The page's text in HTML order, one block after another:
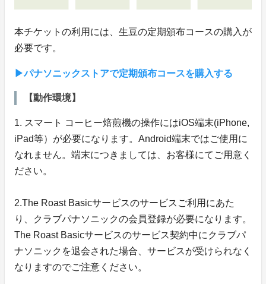
本チケットの利用には、生豆の定期頒布コースの購入が
必要です。
▶パナソニックストアで定期頒布コースを購入する
【動作環境】
1. スマート コーヒー焙煎機の操作にはiOS端末(iPhone,
iPad等）が必要になります。Android端末ではご使用に
なれません。端末につきましては、お客様にてご用意く
ださい。
2.The Roast Basicサービスのサービスご利用にあた
り、クラブパナソニックの会員登録が必要になります。
The Roast Basicサービスのサービス契約中にクラブパ
ナソニックを退会された場合、サービスが受けられなく
なりますのでご注意ください。